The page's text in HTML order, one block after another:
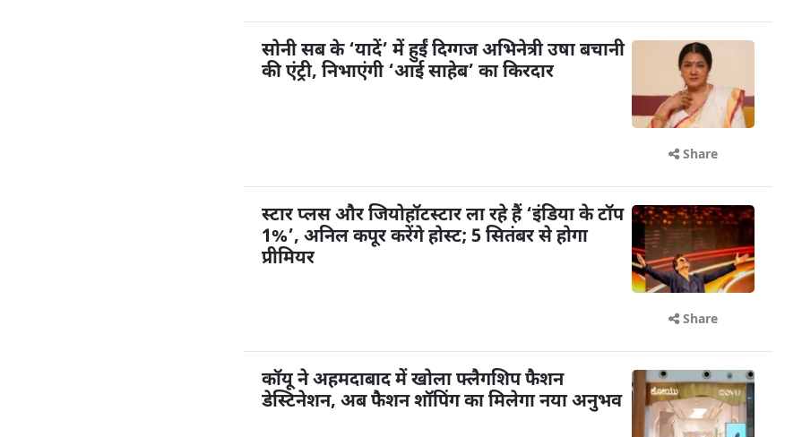
सोनी सब के ‘यादें’ में हुईं दिग्गज अभिनेत्री उषा बचानी
की एंट्री, निभाएंगी ‘आई साहेब’ का किरदार
Share
स्टार प्लस और जियोहॉटस्टार ला रहे हैं ‘इंडिया के टॉप
1%’, अनिल कपूर करेंगे होस्ट; 5 सितंबर से होगा
प्रीमियर
Share
कॉयू ने अहमदाबाद में खोला फ्लैगशिप फैशन
डेस्टिनेशन, अब फैशन शॉपिंग का मिलेगा नया अनुभव